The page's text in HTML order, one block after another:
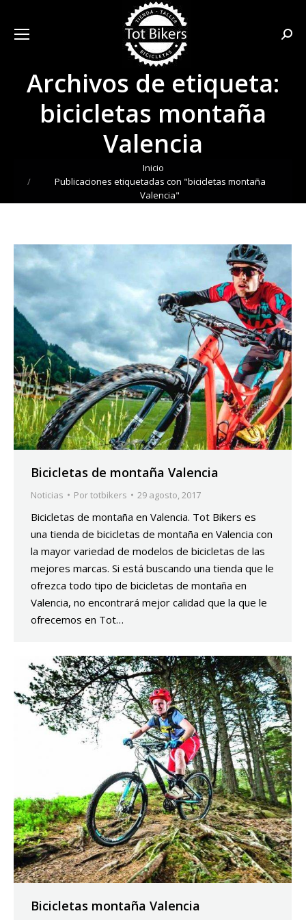
Archivos de etiqueta:
bicicletas montaña
Valencia
Inicio
Publicaciones etiquetadas con "bicicletas montaña
Valencia"
Bicicletas de montaña Valencia
Noticias Portotbikers 29 agosto, 2017
Bicicletas de montaña en Valencia. Tot Bikers es
una tienda de bicicletas de montaña en Valencia con
la mayor variedad de modelos de bicicletas de las
mejores marcas. Si está buscando una tienda que le
ofrezca todo tipo de bicicletas de montaña en
Valencia, no encontrará mejor calidad que la que le
ofrecemos en Tot…
Bicicletas montaña Valencia